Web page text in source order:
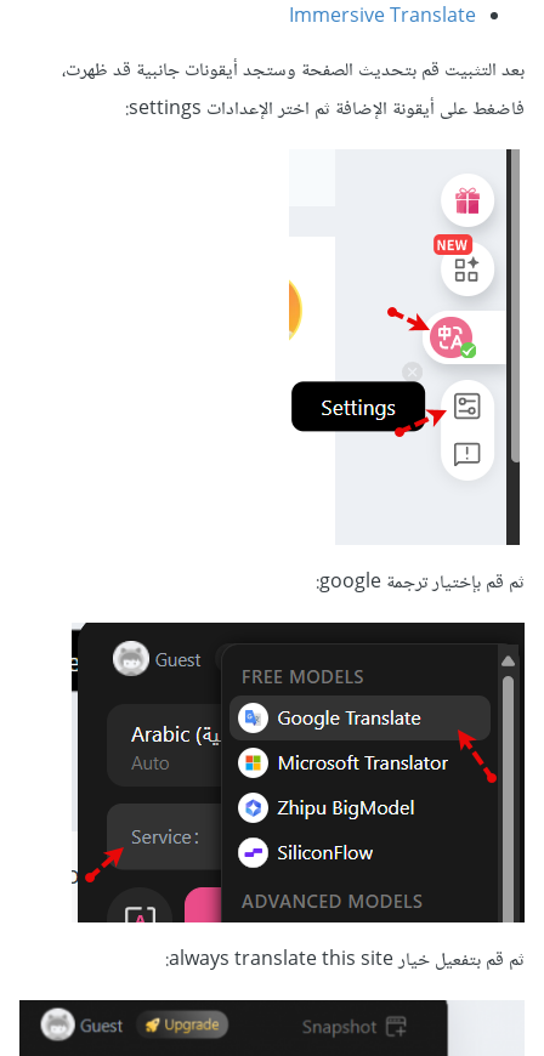
Immersive Translate
بعد التثبيت قم بتحديث الصفحة وستجد أيقونات جانبية قد ظهرت،
فاضغط على أيقونة الإضافة ثم اختر الإعدادات settings:
ثم قم بإختيار ترجمة google:
ثم قم بتفعيل خيار always translate this site: